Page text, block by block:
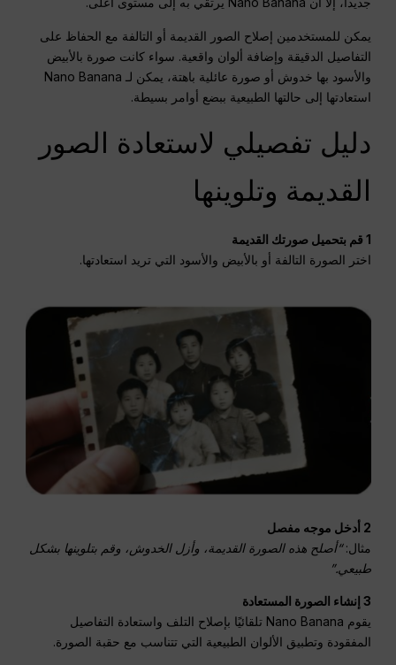
يمكن للمستخدمين إصلاح الصور القديمة أو التالفة مع الحفاظ على
التفاصيل الدقيقة وإضافة ألوان واقعية. سواء كانت صورة بالأبيض
والأسود بها خدوش أو صورة عائلية باهتة، يمكن لـ Nano Banana
استعادتها إلى حالتها الطبيعية ببضع أوامر بسيطة.
دليل تفصيلي لاستعادة الصور
القديمة وتلوينها
1 قم بتحميل صورتك القديمة
اختر الصورة التالفة أو بالأبيض والأسود التي تريد استعادتها.
2 أدخل موجه مفصل
مثال:“أصلح هذه الصورة القديمة، وأزل الخدوش، وقم بتلوينها بشكل
طبيعي.”
3 إنشاء الصورة المستعادة
يقوم Nano Banana تلقائيًا بإصلاح التلف واستعادة التفاصيل
المفقودة وتطبيق الألوان الطبيعية التي تتناسب مع حقبة الصورة.